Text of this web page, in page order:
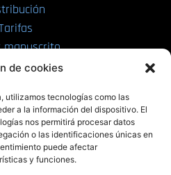
de cookies
utilizamos tecnologías como las
a la información del dispositivo. El
nos permitirá procesar datos
o las identificaciones únicas en
puede afectar
y funciones.
manuscrito
| Media
| Films
| Play
| LAB